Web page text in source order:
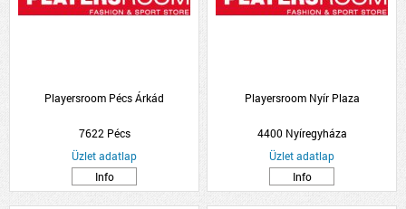
Playersroom Pécs Árkád
7622 Pécs
Üzlet adatlap
Info
Playersroom Nyír Plaza
4400 Nyíregyháza
Üzlet adatlap
Info